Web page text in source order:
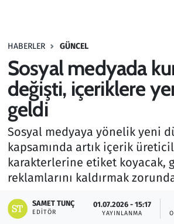
HABERLER GÜNCEL
Sosyal medyada
değişti, içeriklere
geldi
Sosyal medyaya yönelik yeni
kapsamında artık içerik
karakterlerine etiket koyacak,
reklamlarını kaldırmak
SAMET TUNÇ
EDITÖR
01.07.2026 - 15:17
YAYINLANMA
Haber
Kültür Sanat
Kurumsal Haberler
Lezzet Durağı
Memur ve Kamu
Otomobil